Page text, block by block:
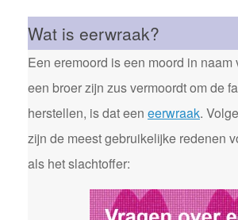
Wat is eerwraak?
Een eremoord is een moord in naam
een broer zijn zus vermoordt om de
herstellen, is dat een eerwraak.
zijn de meest gebruikelijke redenen
als het slachtoffer: